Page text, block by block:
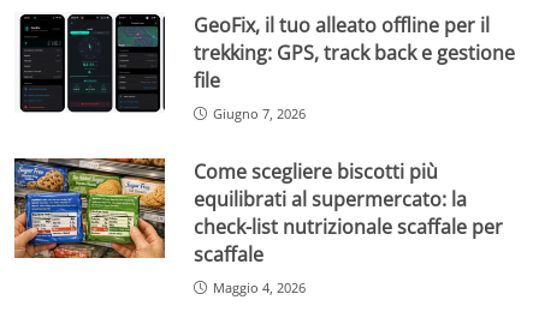
GeoFix, il tuo alleato offline per il
trekking: GPS, track back e gestione
file
Giugno 7, 2026
Come scegliere biscotti più
equilibrati al supermercato: la
check-list nutrizionale scaffale per
scaffale
Maggio 4, 2026